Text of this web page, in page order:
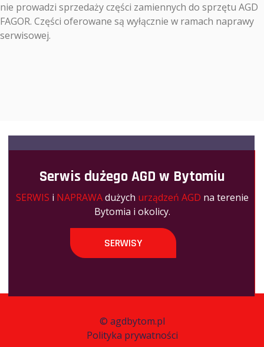
nie prowadzi sprzedaży części zamiennych do sprzętu AGD
FAGOR. Części oferowane są wyłącznie w ramach naprawy
serwisowej.
Serwis dużego AGD w Bytomiu
SERWIS i NAPRAWAdużych urządzeń AGD na terenie
Bytomia i okolicy.
SERWISY
© agdbytom.pl
Polityka prywatności